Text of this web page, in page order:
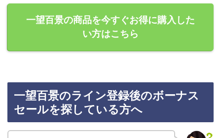
一望百景の商品を今すぐお得に購入した
い方はこちら
一望百景のライン登録後のボーナス
セールを探している方へ